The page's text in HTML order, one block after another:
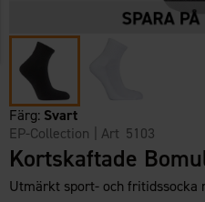
Färg: Svart
EP-Collection
| Art 5103
Kortskaftade
Utmärkt sport- och fritidssocka